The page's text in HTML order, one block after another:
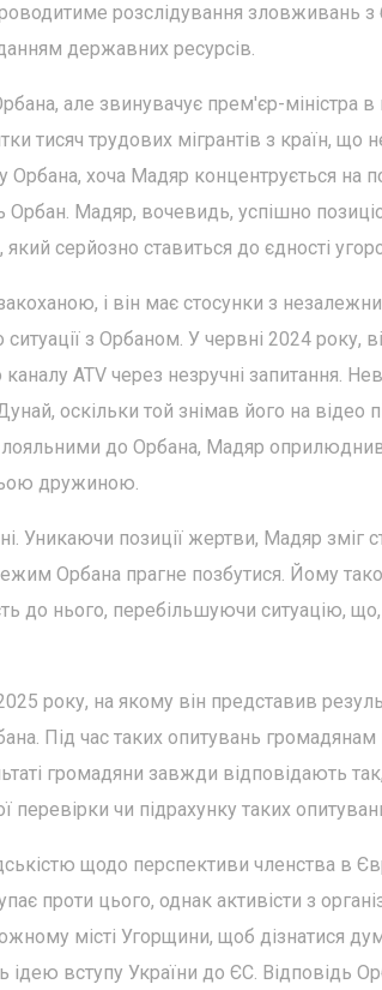
розслідування зловживань з
державних ресурсів.
але звинувачує прем'єр-міністра в
тисяч трудових мігрантів з країн, що
Орбана, хоча Мадяр концентрується на
Мадяр, вочевидь, успішно
серйозно ставиться до єдності
і він має стосунки з
з Орбаном. У червні 2024 року,
ATV через незручні запитання.
оскільки той знімав його на відео
лояльними до Орбана, Мадяр
дружиною.
Уникаючи позиції жертви, Мадяр зміг
Орбана прагне позбутися. Йому
до нього, перебільшуючи ситуацію,
року, на якому він представив
Під час таких опитувань
громадяни завжди відповідають
чи підрахунку таких
щодо перспективи членства в
проти цього, однак активісти з
місті Угорщини, щоб дізнатися
ідею вступу України до ЄС. Відповідь